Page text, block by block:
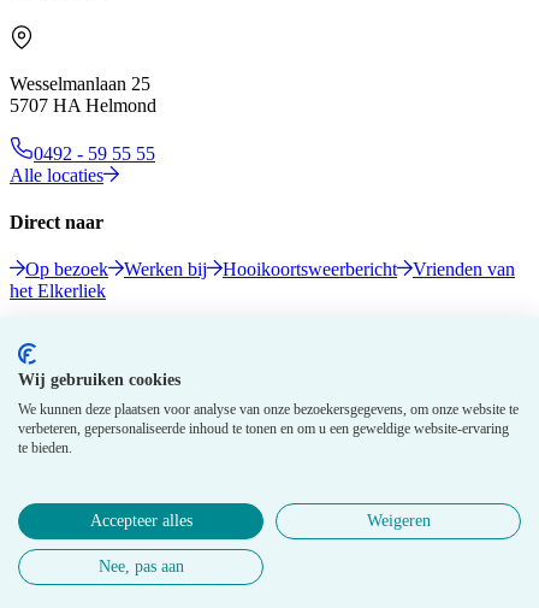
Wij gebruiken cookies
We kunnen deze plaatsen voor analyse van onze bezoekersgegevens, om onze website te
verbeteren, gepersonaliseerde inhoud te tonen en om u een geweldige website-ervaring
te bieden.
Accepteer alles Weigeren
Nee, pas aan
Wesselmanlaan 25
5707 HA Helmond
0492 - 59 55 55
Alle locaties
Direct naar
Op bezoek Werken bij Hooikoortsweerbericht
Vrienden van
het Elkerliek
© 2026 Elkerliek - Alle rechten voorbehouden